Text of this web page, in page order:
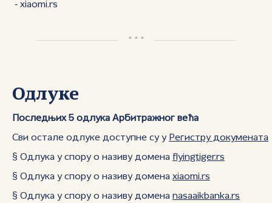
‑ xiaomi.rs
* * *
Одлуке
Последњих 5 одлука Арбитражног већа
Сви остале одлуке доступне су у Регистру докумената
§ Одлука у спору о називу домена flyingtiger.rs
§ Одлука у спору о називу домена xiaomi.rs
§ Одлука у спору о називу домена nasaaikbanka.rs